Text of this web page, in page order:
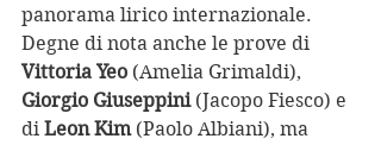
panorama lirico internazionale.
Degne di nota anche le prove di
Vittoria Yeo (Amelia Grimaldi),
Giorgio Giuseppini (Jacopo Fiesco) e
di Leon Kim (Paolo Albiani), ma